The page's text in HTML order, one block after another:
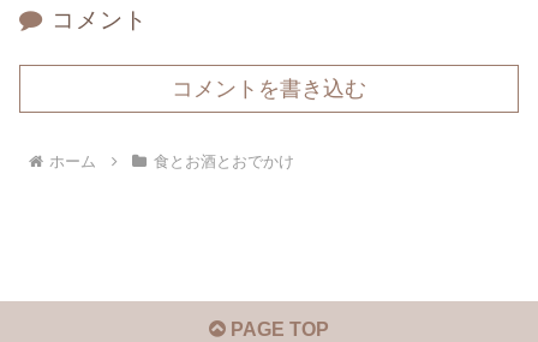
コメント
コメントを書き込む
ホーム 食とお酒とおでかけ
PAGE TOP